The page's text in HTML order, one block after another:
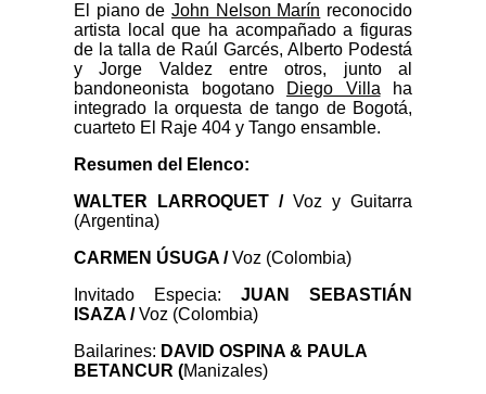
El piano de John Nelson Marín reconocido
artista local que ha acompañado a figuras
de la talla de Raúl Garcés, Alberto Podestá
y Jorge Valdez entre otros, junto al
bandoneonista bogotano
Diego Villa ha
integrado la orquesta de tango de Bogotá,
cuarteto El Raje 404 y Tango ensamble.
Resumen del Elenco:
WALTER LARROQUET / Voz y Guitarra
(Argentina)
CARMEN ÚSUGA / Voz (Colombia)
Invitado Especia: JUAN SEBASTIÁN
ISAZA /Voz (Colombia)
Bailarines: DAVID OSPINA & PAULA
BETANCUR (Manizales)